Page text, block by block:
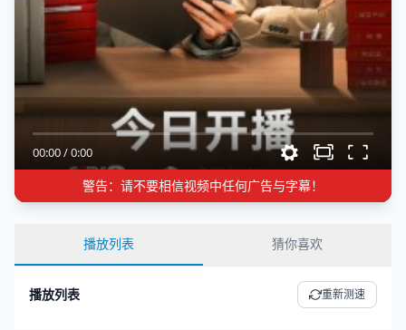
00:00/0:00
警告：请不要相信视频中任何广告与字幕！
播放列表 猜你喜欢
播放列表 重新测速